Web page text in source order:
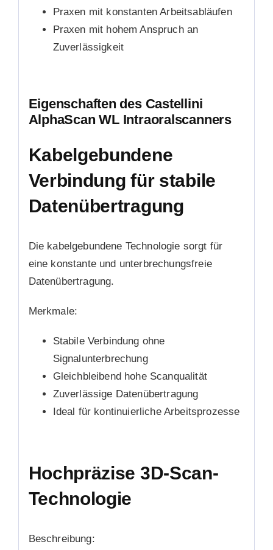
Praxen mit konstanten Arbeitsabläufen
Praxen mit hohem Anspruch an
Zuverlässigkeit
Eigenschaften des Castellini
AlphaScan WL Intraoralscanners
Kabelgebundene
Verbindung für stabile
Datenübertragung
Die kabelgebundene Technologie sorgt für
eine konstante und unterbrechungsfreie
Datenübertragung.
Merkmale:
Stabile Verbindung ohne
Signalunterbrechung
Gleichbleibend hohe Scanqualität
Zuverlässige Datenübertragung
Ideal für kontinuierliche Arbeitsprozesse
Hochpräzise 3D-Scan-
Technologie
Beschreibung: